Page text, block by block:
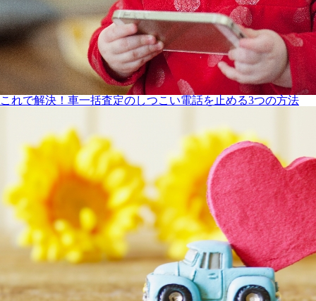
これで解決！車一括査定のしつこい電話を止める3つの方法